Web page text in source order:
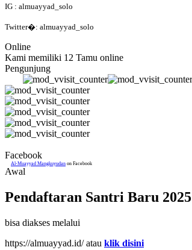
IG : almuayyad_solo
Twitter�: almuayyad_solo
Online
Kami memiliki 12 Tamu online
Pengunjung
Facebook
Al-Muayyad Mangkuyudan on Facebook
Awal
Pendaftaran Santri Baru 2025
bisa diakses melalui
https://almuayyad.id/ atau klik disini